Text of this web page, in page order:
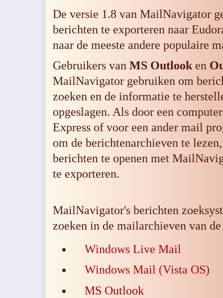
De versie 1.8 van MailNavigator
berichten te exporteren naar
naar de meeste andere populaire
Gebruikers vanMS Outlook en
MailNavigator gebruiken om
zoeken en de informatie te
opgeslagen. Als door een
Express of voor een ander mail
om de berichtenarchieven te
berichten te openen met
te exporteren.
MailNavigator's berichten
zoeken in de mailarchieven van
Windows Live Mail
Windows Mail (Vista OS)
MS Outlook